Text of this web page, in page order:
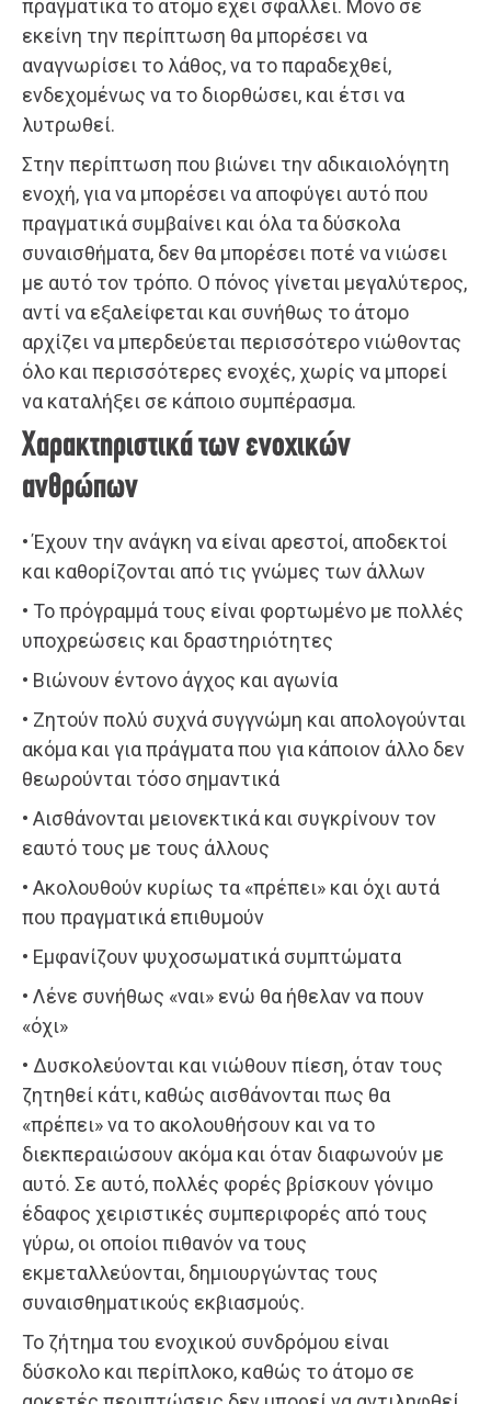
πραγματικά το άτομο έχει σφάλλει. Μόνο σε
εκείνη την περίπτωση θα μπορέσει να
αναγνωρίσει το λάθος, να το παραδεχθεί,
ενδεχομένως να το διορθώσει, και έτσι να
λυτρωθεί.
Στην περίπτωση που βιώνει την αδικαιολόγητη
ενοχή, για να μπορέσει να αποφύγει αυτό που
πραγματικά συμβαίνει και όλα τα δύσκολα
συναισθήματα, δεν θα μπορέσει ποτέ να νιώσει
με αυτό τον τρόπο. Ο πόνος γίνεται μεγαλύτερος,
αντί να εξαλείφεται και συνήθως το άτομο
αρχίζει να μπερδεύεται περισσότερο νιώθοντας
όλο και περισσότερες ενοχές, χωρίς να μπορεί
να καταλήξει σε κάποιο συμπέρασμα.
Χαρακτηριστικά των ενοχικών
ανθρώπων
• Έχουν την ανάγκη να είναι αρεστοί, αποδεκτοί
και καθορίζονται από τις γνώμες των άλλων
• Το πρόγραμμά τους είναι φορτωμένο με πολλές
υποχρεώσεις και δραστηριότητες
• Βιώνουν έντονο άγχος και αγωνία
• Ζητούν πολύ συχνά συγγνώμη και απολογούνται
ακόμα και για πράγματα που για κάποιον άλλο δεν
θεωρούνται τόσο σημαντικά
• Αισθάνονται μειονεκτικά και συγκρίνουν τον
εαυτό τους με τους άλλους
• Ακολουθούν κυρίως τα «πρέπει» και όχι αυτά
που πραγματικά επιθυμούν
• Εμφανίζουν ψυχοσωματικά συμπτώματα
• Λένε συνήθως «ναι» ενώ θα ήθελαν να πουν
«όχι»
• Δυσκολεύονται και νιώθουν πίεση, όταν τους
ζητηθεί κάτι, καθώς αισθάνονται πως θα
«πρέπει» να το ακολουθήσουν και να το
διεκπεραιώσουν ακόμα και όταν διαφωνούν με
αυτό. Σε αυτό, πολλές φορές βρίσκουν γόνιμο
έδαφος χειριστικές συμπεριφορές από τους
γύρω, οι οποίοι πιθανόν να τους
εκμεταλλεύονται, δημιουργώντας τους
συναισθηματικούς εκβιασμούς.
Το ζήτημα του ενοχικού συνδρόμου είναι
δύσκολο και περίπλοκο, καθώς το άτομο σε